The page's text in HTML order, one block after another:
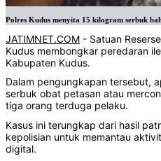
Polres Kudus menyita 15 kilogram serbuk
JATIMNET.COM - Satuan
Kudus membongkar peredaran
Kabupaten Kudus.
Dalam pengungkapan tersebut,
serbuk obat petasan atau
tiga orang terduga pelaku.
Kasus ini terungkap dari hasil
kepolisian untuk memantau
digital.